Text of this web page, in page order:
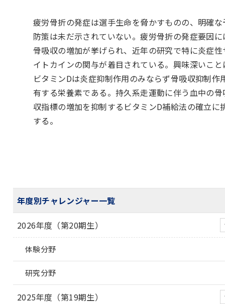
疲労骨折の発症は選手生命を脅かすものの、明確な
防策は未だ示されていない。疲労骨折の発症要因に
骨吸収の増加が挙げられ、近年の研究で特に炎症性
イトカインの関与が着目されている。興味深いこと
ビタミンDは炎症抑制作用のみならず骨吸収抑制作
有する栄養素である。持久系走運動に伴う血中の骨
収指標の増加を抑制するビタミンD補給法の確立に
する。
年度別チャレンジャー一覧
2026年度（第20期生）
体験分野
研究分野
2025年度（第19期生）